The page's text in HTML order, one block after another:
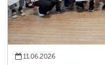
11.06.2026